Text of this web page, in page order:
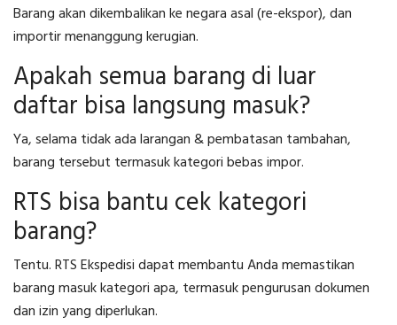
Barang akan dikembalikan ke negara asal (re-ekspor), dan
importir menanggung kerugian.
Apakah semua barang di luar
daftar bisa langsung masuk?
Ya, selama tidak ada larangan & pembatasan tambahan,
barang tersebut termasuk kategori bebas impor.
RTS bisa bantu cek kategori
barang?
Tentu. RTS Ekspedisi dapat membantu Anda memastikan
barang masuk kategori apa, termasuk pengurusan dokumen
dan izin yang diperlukan.